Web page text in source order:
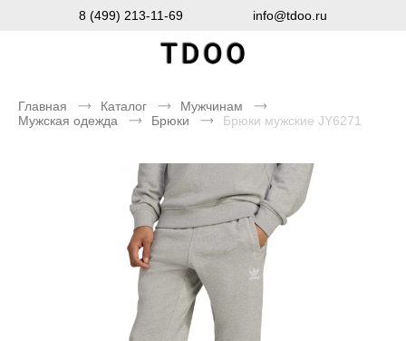
8 (499) 213-11-69 info@tdoo.ru
Главная Каталог
Мужчинам
Мужская одежда
Брюки Брюки мужские JY6271